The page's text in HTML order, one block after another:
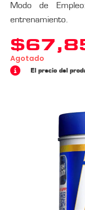
Modo de
entrenamiento.
$
Agotado
El precio del